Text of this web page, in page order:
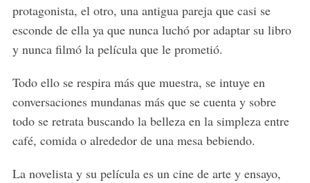
protagonista, el otro, una antigua pareja que casi se
esconde de ella ya que nunca luchó por adaptar su libro
y nunca filmó la película que le prometió.
Todo ello se respira más que muestra, se intuye en
conversaciones mundanas más que se cuenta y sobre
todo se retrata buscando la belleza en la simpleza entre
café, comida o alrededor de una mesa bebiendo.
La novelista y su película es un cine de arte y ensayo,